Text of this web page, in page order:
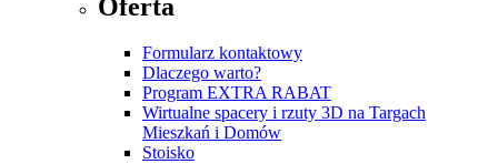
Oferta
Formularz kontaktowy
Dlaczego warto?
Program EXTRA RABAT
Wirtualne spacery i rzuty 3D na Targach
Mieszkań i Domów
Stoisko